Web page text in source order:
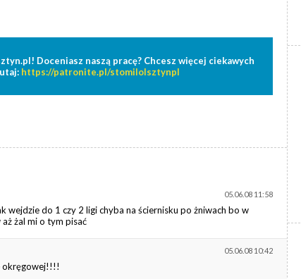
Doceniasz naszą pracę? Chcesz więcej ciekawych
https://patronite.pl/stomilolsztynpl
05.06.08 11:58
wejdzie do 1 czy 2 ligi chyba na ściernisku po żniwach bo w
żal mi o tym pisać
05.06.08 10:42
okręgowej!!!!